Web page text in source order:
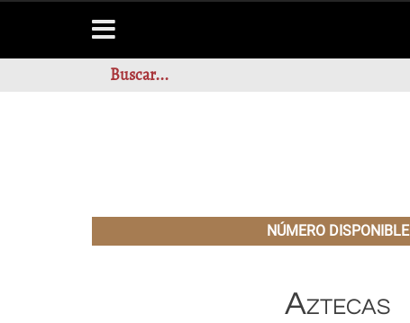
NÚMERO DISPONIBLE
Aztecas